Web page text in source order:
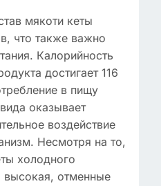
мякоти кеты
что также важно
Калорийность
достигает 116
в пищу
оказывает
воздействие
Несмотря на то,
холодного
высокая, отменные